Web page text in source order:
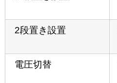
2段置き設置
電圧切替